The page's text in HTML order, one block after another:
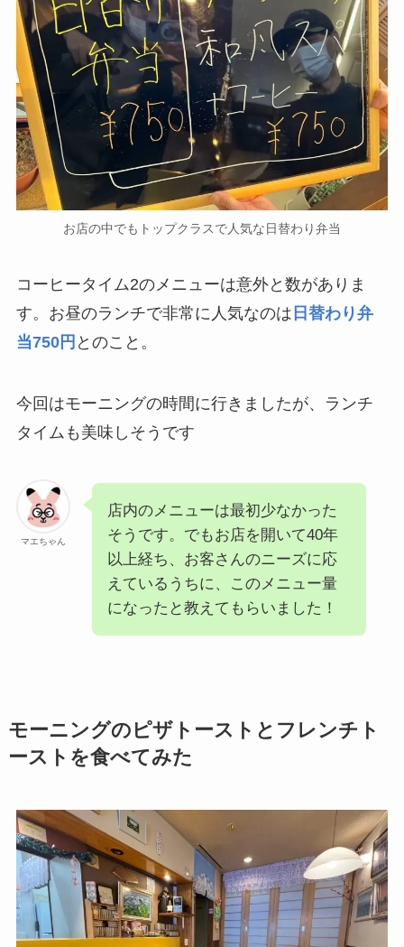
お店の中でもトップクラスで人気な日替わり弁当
コーヒータイム2のメニューは意外と数がありま
す。お昼のランチで非常に人気なのは 日替わり弁
当750円 とのこと。
今回はモーニングの時間に行きましたが、ランチ
タイムも美味しそうです
マエちゃん
店内のメニューは最初少なかった
そうです。でもお店を開いて40年
以上経ち、お客さんのニーズに応
えているうちに、このメニュー量
になったと教えてもらいました！
モーニングのピザトーストとフレンチト
ーストを食べてみた